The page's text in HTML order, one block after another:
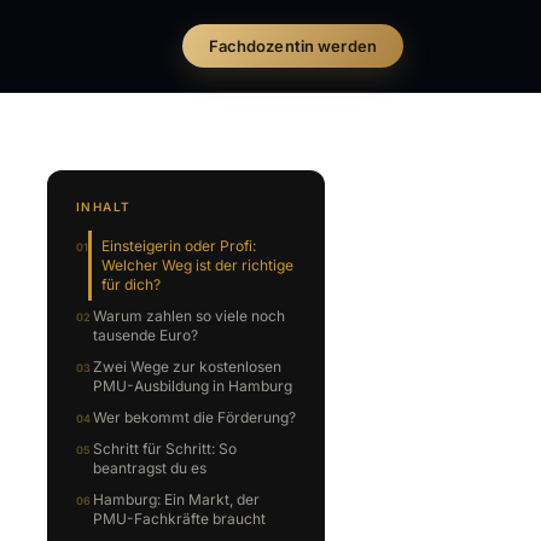
Fachdozentin werden
INHALT
Einsteigerin oder Profi:
Welcher Weg ist der richtige
für dich?
Warum zahlen so viele noch
tausende Euro?
Zwei Wege zur kostenlosen
PMU-Ausbildung in Hamburg
Wer bekommt die Förderung?
Schritt für Schritt: So
beantragst du es
Hamburg: Ein Markt, der
PMU-Fachkräfte braucht